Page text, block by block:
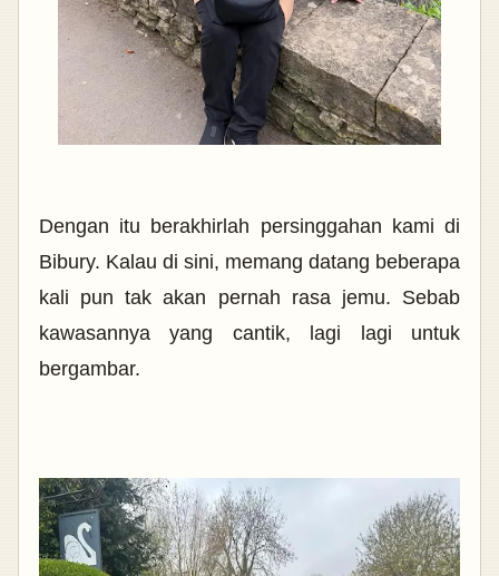
Dengan itu berakhirlah persinggahan kami di
Bibury. Kalau di sini, memang datang beberapa
kali pun tak akan pernah rasa jemu. Sebab
kawasannya yang cantik, lagi lagi untuk
bergambar.